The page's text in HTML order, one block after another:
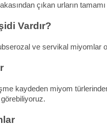
çıkan urların
Vardır?
ve servikal miyomlar
kaydeden miyom